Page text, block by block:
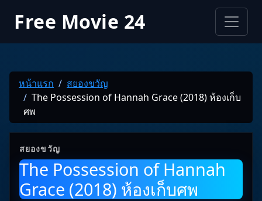
Free Movie 24
หน้าแรก
สยองขวัญ
The Possession of Hannah Grace (2018) ห้องเก็บ
ศพ
สยองขวัญ
The Possession of Hannah
Grace (2018) ห้องเก็บศพ